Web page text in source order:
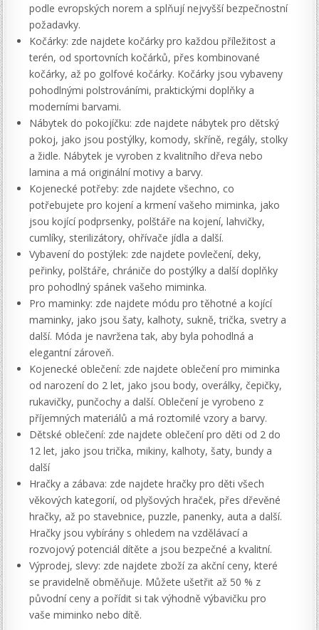
podle evropských norem a splňují nejvyšší bezpečnostní
požadavky.
Kočárky: zde najdete kočárky pro každou příležitost a
terén, od sportovních kočárků, přes kombinované
kočárky, až po golfové kočárky. Kočárky jsou vybaveny
pohodlnými polstrováními, praktickými doplňky a
moderními barvami.
Nábytek do pokojíčku: zde najdete nábytek pro dětský
pokoj, jako jsou postýlky, komody, skříně, regály, stolky
a židle. Nábytek je vyroben z kvalitního dřeva nebo
lamina a má originální motivy a barvy.
Kojenecké potřeby: zde najdete všechno, co
potřebujete pro kojení a krmení vašeho miminka, jako
jsou kojící podprsenky, polštáře na kojení, lahvičky,
cumlíky, sterilizátory, ohřívače jídla a další.
Vybavení do postýlek: zde najdete povlečení, deky,
peřinky, polštáře, chrániče do postýlky a další doplňky
pro pohodlný spánek vašeho miminka.
Pro maminky: zde najdete módu pro těhotné a kojící
maminky, jako jsou šaty, kalhoty, sukně, trička, svetry a
další. Móda je navržena tak, aby byla pohodlná a
elegantní zároveň.
Kojenecké oblečení: zde najdete oblečení pro miminka
od narození do 2 let, jako jsou body, overálky, čepičky,
rukavičky, punčochy a další. Oblečení je vyrobeno z
příjemných materiálů a má roztomilé vzory a barvy.
Dětské oblečení: zde najdete oblečení pro děti od 2 do
12 let, jako jsou trička, mikiny, kalhoty, šaty, bundy a
další
Hračky a zábava: zde najdete hračky pro děti všech
věkových kategorií, od plyšových hraček, přes dřevěné
hračky, až po stavebnice, puzzle, panenky, auta a další.
Hračky jsou vybírány s ohledem na vzdělávací a
rozvojový potenciál dítěte a jsou bezpečné a kvalitní.
Výprodej, slevy: zde najdete zboží za akční ceny, které
se pravidelně obměňuje. Můžete ušetřit až 50 % z
původní ceny a pořídit si tak výhodně výbavičku pro
vaše miminko nebo dítě.